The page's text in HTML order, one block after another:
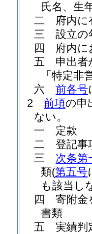
氏名、生
二
府内
三
設立の
四
府内
五
申出者
「特定非
六
前各号
2
前項の申
ない。
一
定款
二
登記事
三
次条第
類(第五号
も該当し
四
寄附金
書類
五
実績判